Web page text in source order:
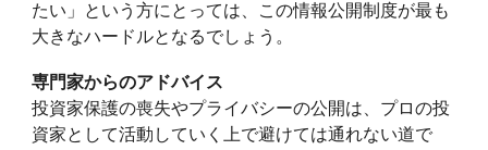
たい」という方にとっては、この情報公開制度が最も
大きなハードルとなるでしょう。
専門家からのアドバイス
投資家保護の喪失やプライバシーの公開は、プロの投
資家として活動していく上で避けては通れない道で